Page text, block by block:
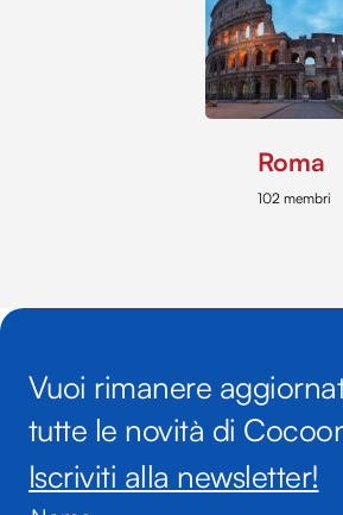
Roma
102 membri
Vuoi rimanere
tutte le novità di
Iscriviti alla newsletter!